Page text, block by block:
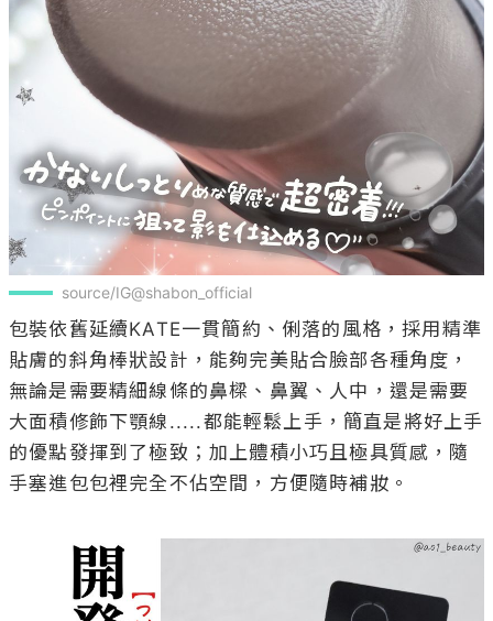
source/IG@shabon_official
包裝依舊延續KATE一貫簡約、俐落的風格，採用精準
貼膚的斜角棒狀設計，能夠完美貼合臉部各種角度，
無論是需要精細線條的鼻樑、鼻翼、人中，還是需要
大面積修飾下顎線.....都能輕鬆上手，簡直是將好上手
的優點發揮到了極致；加上體積小巧且極具質感，隨
手塞進包包裡完全不佔空間，方便隨時補妝。